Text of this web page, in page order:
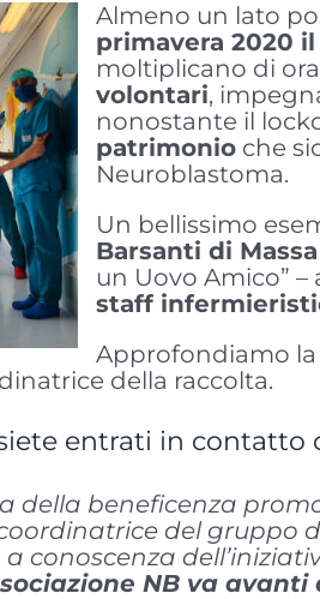
Almeno un lato
primavera 2020
moltiplicano di
volontari,
nonostante il
patrimonio che
Neuroblastoma.
Un bellissimo
Barsanti di
un Uovo Amico” –
staff
Approfondiamo la
della raccolta.
entrati in contatto
della beneficenza
del gruppo
a conoscenza
NB va